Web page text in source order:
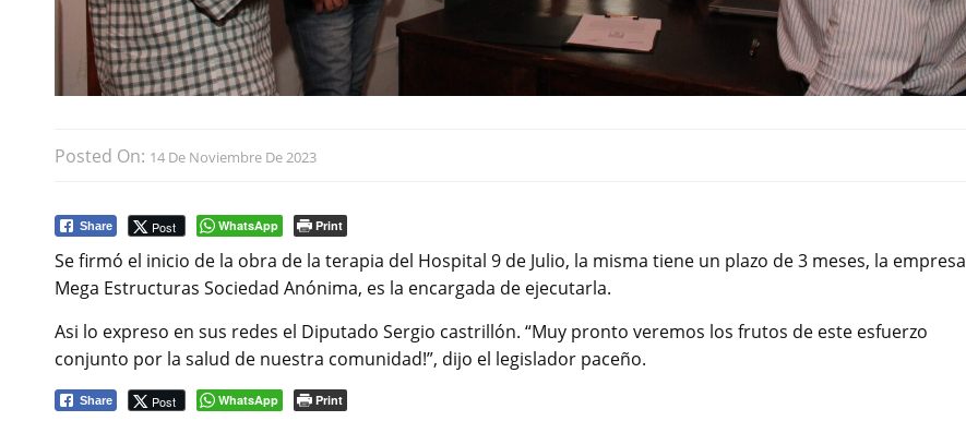
Posted On: 14 De Noviembre De 2023
Share Post WhatsApp Print
Se firmó el inicio de la obra de la terapia del Hospital 9 de Julio, la misma tiene un plazo de 3 meses, la empresa
Mega Estructuras Sociedad Anónima, es la encargada de ejecutarla.
Asi lo expreso en sus redes el Diputado Sergio castrillón. “Muy pronto veremos los frutos de este esfuerzo
conjunto por la salud de nuestra comunidad!”, dijo el legislador paceño.
Share Post WhatsApp Print